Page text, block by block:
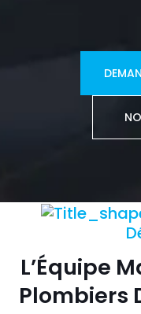
L’Équipe
Plombiers